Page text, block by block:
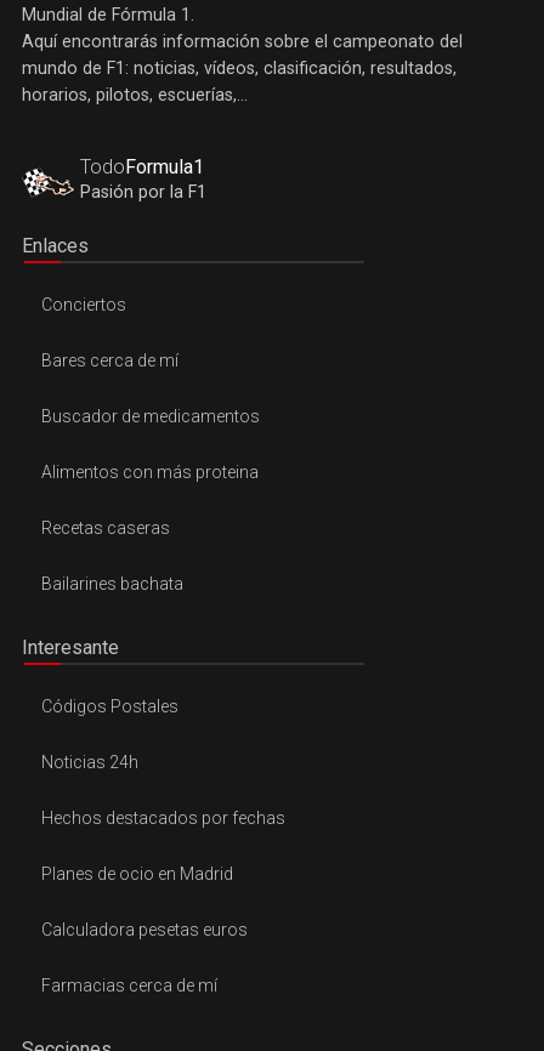
Mundial de Fórmula 1.
Aquí encontrarás información sobre el campeonato del
mundo de F1: noticias, vídeos, clasificación, resultados,
horarios, pilotos, escuerías,...
TodoFormula1
Pasión por la F1
Enlaces
Conciertos
Bares cerca de mí
Buscador de medicamentos
Alimentos con más proteina
Recetas caseras
Bailarines bachata
Interesante
Códigos Postales
Noticias 24h
Hechos destacados por fechas
Planes de ocio en Madrid
Calculadora pesetas euros
Farmacias cerca de mí